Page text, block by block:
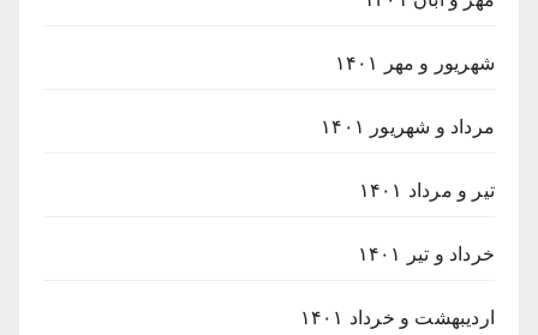
شهریور و مهر ۱۴۰۱
مرداد و شهریور ۱۴۰۱
تیر و مرداد ۱۴۰۱
خرداد و تیر ۱۴۰۱
اردیبهشت و خرداد ۱۴۰۱